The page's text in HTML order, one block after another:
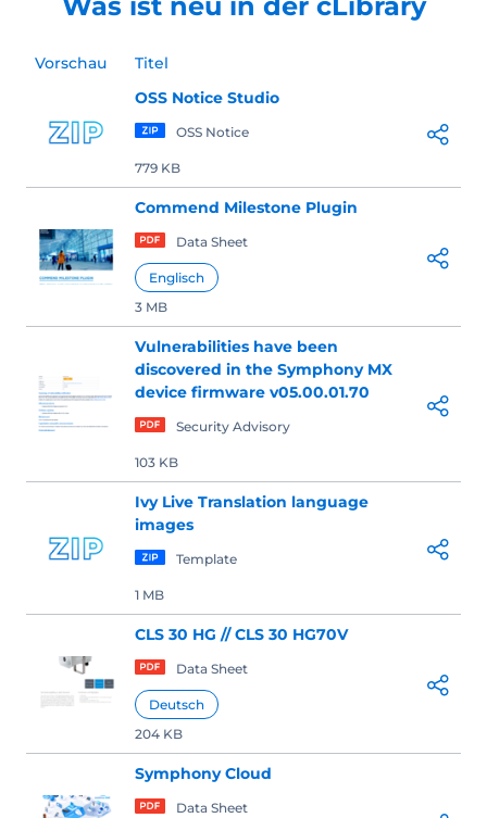
Vorschau
Titel
OSS Notice Studio
OSS Notice
779 KB
Commend Milestone Plugin
Data Sheet
Englisch
3 MB
Vulnerabilities have been
discovered in the Symphony MX
device firmware v05.00.01.70
Security Advisory
103 KB
Ivy Live Translation language
images
Template
1 MB
CLS 30 HG // CLS 30 HG70V
Data Sheet
Deutsch
204 KB
Symphony Cloud
Data Sheet